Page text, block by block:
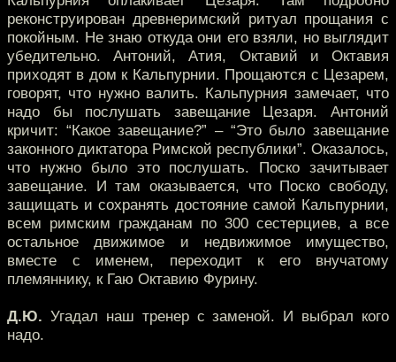
реконструирован древнеримский ритуал прощания с
покойным. Не знаю откуда они его взяли, но выглядит
убедительно. Антоний, Атия, Октавий и Октавия
приходят в дом к Кальпурнии. Прощаются с Цезарем,
говорят, что нужно валить. Кальпурния замечает, что
надо бы послушать завещание Цезаря. Антоний
кричит: “Какое завещание?” – “Это было завещание
законного диктатора Римской республики”. Оказалось,
что нужно было это послушать. Поско зачитывает
завещание. И там оказывается, что Поско свободу,
защищать и сохранять достояние самой Кальпурнии,
всем римским гражданам по 300 сестерциев, а все
остальное движимое и недвижимое имущество,
вместе с именем, переходит к его внучатому
племяннику, к Гаю Октавию Фурину.
Д.Ю. Угадал наш тренер с заменой. И выбрал кого
надо.